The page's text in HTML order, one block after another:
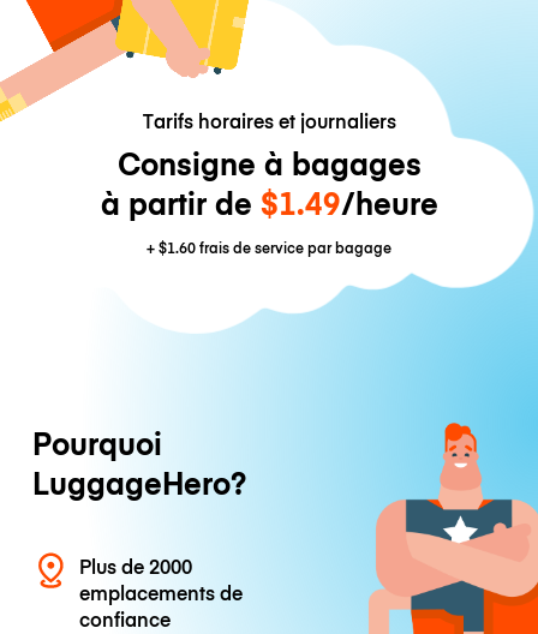
Tarifs horaires et journaliers
Consigne à bagages
à partir de $1.49/heure
+$1.60frais de service par bagage
Pourquoi
LuggageHero?
Plus de 2000
emplacements de
confiance